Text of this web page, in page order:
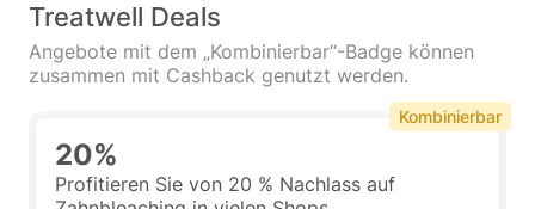
Treatwell Deals
Angebote mit dem „Kombinierbar“-Badge können
zusammen mit Cashback genutzt werden.
20%
Profitieren Sie von 20 % Nachlass auf
Kombinierbar